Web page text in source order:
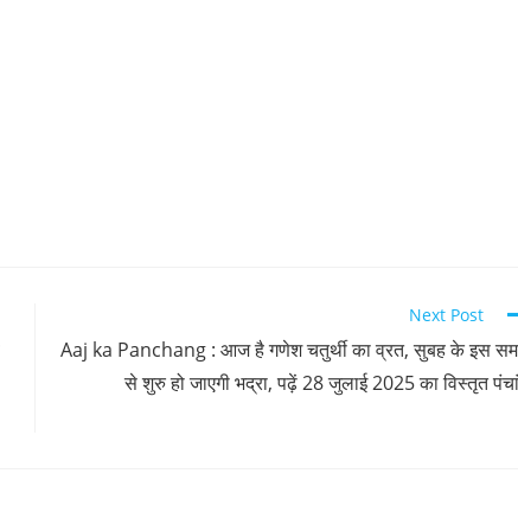
Next Post
Aaj ka Panchang : आज है गणेश चतुर्थी का व्रत, सुबह के इस
से शुरु हो जाएगी भद्रा, पढ़ें 28 जुलाई 2025 का विस्तृत